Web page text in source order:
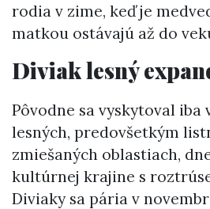
rodia v zime, keď je
matkou ostávajú až do
Diviak lesný
Pôvodne sa vyskytoval iba
lesných, predovšetkým
zmiešaných oblastiach,
kultúrnej krajine s
Diviaky sa pária v